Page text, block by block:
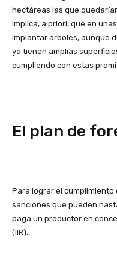
hectáreas las que
implica, a priori, que en
implantar árboles, aunque
ya tienen amplias
cumpliendo con estas
El plan de
Para lograr el cumplimiento
sanciones que pueden
paga un productor en
(IIR).